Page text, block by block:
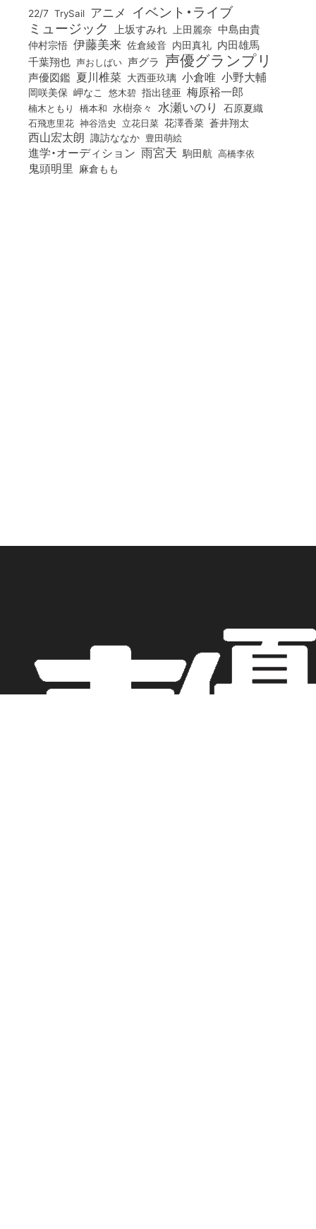
22/7 TrySail アニメ イベント・ライブ
ミュージック 上坂すみれ 上田麗奈 中島由貴
仲村宗悟 伊藤美来 佐倉綾音 内田真礼 内田雄馬
千葉翔也 声おしばい 声グラ 声優グランプリ
声優図鑑 夏川椎菜 大西亜玖璃 小倉唯 小野大輔
岡咲美保 岬なこ 悠木碧 指出毬亜 梅原裕一郎
楠木ともり 橋本和 水樹奈々 水瀬いのり 石原夏織
石飛恵里花 神谷浩史 立花日菜 花澤香菜 蒼井翔太
西山宏太朗 諏訪ななか 豊田萌絵
進学・オーディション 雨宮天 駒田航 高橋李依
鬼頭明里 麻倉もも